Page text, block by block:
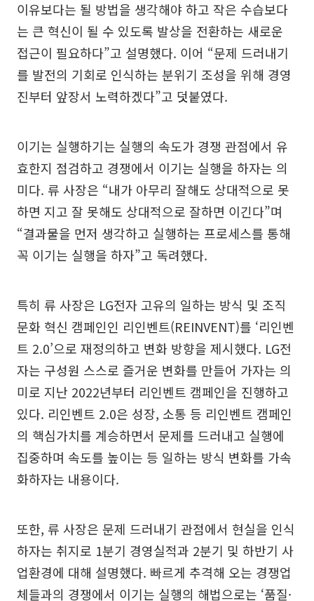
이유보다는 될 방법을 생각해야 하고 작은 수습보다
는 큰 혁신이 될 수 있도록 발상을 전환하는 새로운
접근이 필요하다”고 설명했다. 이어 “문제 드러내기
를 발전의 기회로 인식하는 분위기 조성을 위해 경영
진부터 앞장서 노력하겠다”고 덧붙였다.
이기는 실행하기는 실행의 속도가 경쟁 관점에서 유
효한지 점검하고 경쟁에서 이기는 실행을 하자는 의
미다. 류 사장은 “내가 아무리 잘해도 상대적으로 못
하면 지고 잘 못해도 상대적으로 잘하면 이긴다”며
“결과물을 먼저 생각하고 실행하는 프로세스를 통해
꼭 이기는 실행을 하자”고 독려했다.
특히 류 사장은 LG전자 고유의 일하는 방식 및 조직
문화 혁신 캠페인인 리인벤트(REINVENT)를 ‘리인벤
트 2.0’으로 재정의하고 변화 방향을 제시했다. LG전
자는 구성원 스스로 즐거운 변화를 만들어 가자는 의
미로 지난 2022년부터 리인벤트 캠페인을 진행하고
있다. 리인벤트 2.0은 성장, 소통 등 리인벤트 캠페인
의 핵심가치를 계승하면서 문제를 드러내고 실행에
집중하며 속도를 높이는 등 일하는 방식 변화를 가속
화하자는 내용이다.
또한, 류 사장은 문제 드러내기 관점에서 현실을 인식
하자는 취지로 1분기 경영실적과 2분기 및 하반기 사
업환경에 대해 설명했다. 빠르게 추격해 오는 경쟁업
체들과의 경쟁에서 이기는 실행의 해법으로는 ‘품질·